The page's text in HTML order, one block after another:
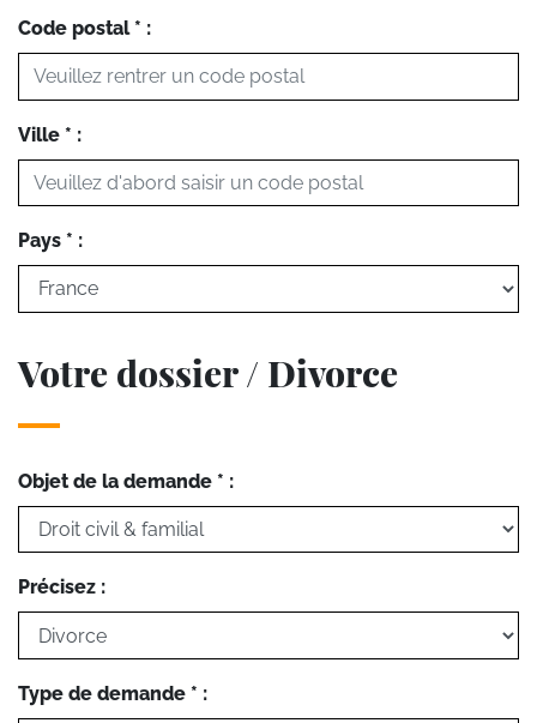
Code postal * :
Ville * :
Pays * :
Votre dossier / Divorce
Objet de la demande * :
Précisez :
Type de demande * :